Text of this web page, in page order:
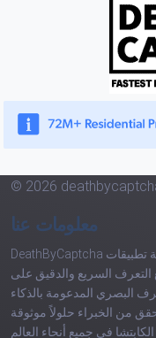
© 2026
معلومات عنا
DeathByCaptcha هي منصة قوية لحل الكابتشا وواجهة برمجة تطبيقات
السريع والدقيق على
تقنية التعرف البصري المدعومة بالذكاء
من الخبراء حلولاً موثوقة